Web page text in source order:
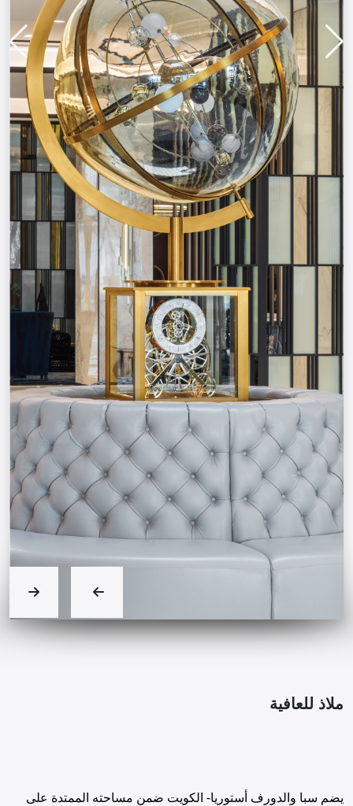
ملاذ للعافية
يضم سبا والدورف أستوريا- الكويت ضمن مساحته الممتدة على